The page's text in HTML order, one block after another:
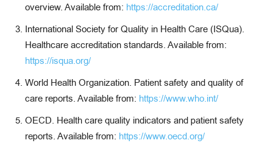
overview. Available from: https://accreditation.ca/
International Society for Quality in Health Care (ISQua).
Healthcare accreditation standards. Available from:
https://isqua.org/
World Health Organization. Patient safety and quality of
care reports. Available from: https://www.who.int/
OECD. Health care quality indicators and patient safety
reports. Available from: https://www.oecd.org/